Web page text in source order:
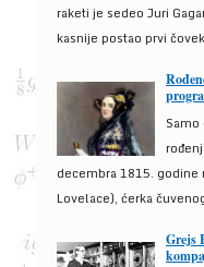
raketi je sedeo Juri
kasnije postao prvi
decembra 1815. godine
Lovelace), ćerka
Grejs